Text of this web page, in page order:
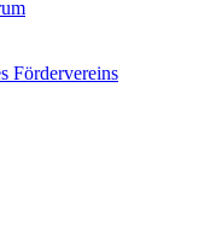
Fördervereins